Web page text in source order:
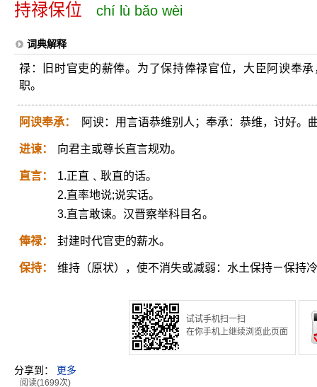
持禄保位 chí lù bǎo wèi
词典解释
禄：旧时官吏的薪俸。为了保持俸禄官位，大臣阿谀奉
职。
阿谀奉承： 阿谀：用言语恭维别人；奉承：恭维，讨好。
进谏： 向君主或尊长直言规劝。
直言：
1.正直﹑耿直的话。
2.直率地说;说实话。
3.直言敢谏。汉晋察举科目名。
俸禄： 封建时代官吏的薪水。
保持： 维持（原状），使不消失或减弱：水土保持ㄧ保持
试试手机扫一扫
在你手机上继续浏览此页面
分享到： 更多
阅读(1699次)